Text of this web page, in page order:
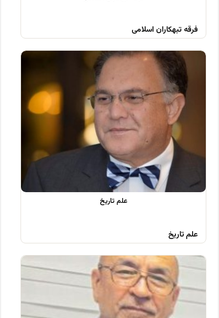
فرقه تبهکاران اسلامی
علم تاریخ